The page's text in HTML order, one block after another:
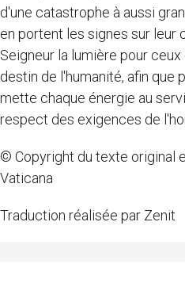
d'une catastrophe à aussi
en portent les signes sur leur
Seigneur la lumière pour
destin de l'humanité, afin que
mette chaque énergie au
respect des exigences de
© Copyright du texte original
Vaticana
Traduction réalisée par Zenit